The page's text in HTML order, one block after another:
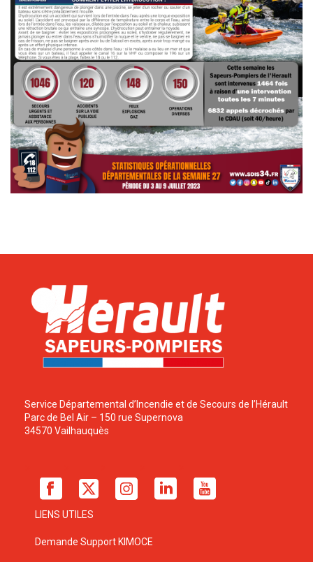
Service Départemental d’Incendie et de Secours de l’Hérault
Parc de Bel Air – 150 rue Supernova
34570 Vailhauquès
LIENS UTILES
Demande Support KIMOCE